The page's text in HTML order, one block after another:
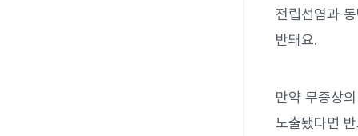
전립선염과
반돼요.
만약 무증상
노출됐다면